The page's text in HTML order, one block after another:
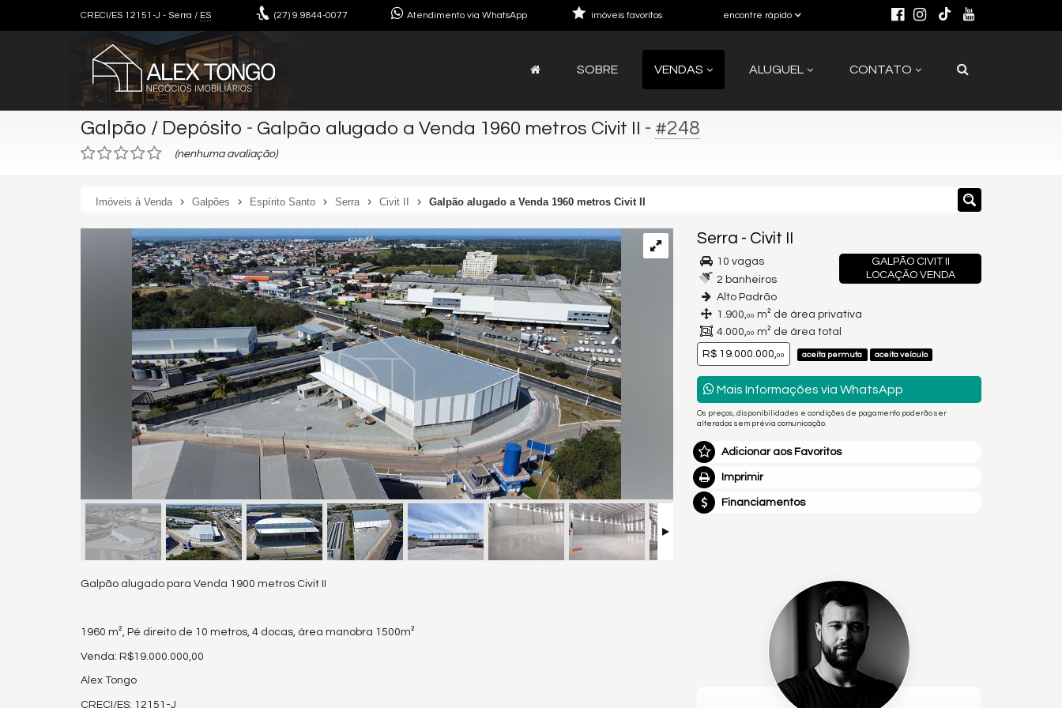
CRECI/ES 12151-J - Serra / ES (27) 9.9844-0077 Atendimento via WhatsApp encontre rápido
imóveis favoritos
SOBRE VENDAS ALUGUEL CONTATO
Galpão / Depósito - Galpão alugado a Venda 1960 metros Civit II - #248
(nenhuma avaliação)
Imóveis à Venda Galpões Espírito Santo Serra Civit II Galpão alugado a Venda 1960 metros Civit II
Serra - Civit II
GALPÃO CIVIT II
LOCAÇÃO VENDA
10 vagas
2 banheiros
Alto Padrão
1.900,00 m² de área privativa
4.000,00 m² de área total
R$ 19.000.000,00 aceita permuta aceita veículo
Mais Informações via WhatsApp
Os preços, disponibilidades e condições de pagamento poderão ser
alterados sem prévia comunicação.
Adicionar aos Favoritos
Imprimir
Financiamentos
Galpão alugado para Venda 1900 metros Civit II
1960 m², Pé direito de 10 metros, 4 docas, área manobra 1500m²
Venda: R$19.000.000,00
Alex Tongo
CRECI/ES: 12151-J